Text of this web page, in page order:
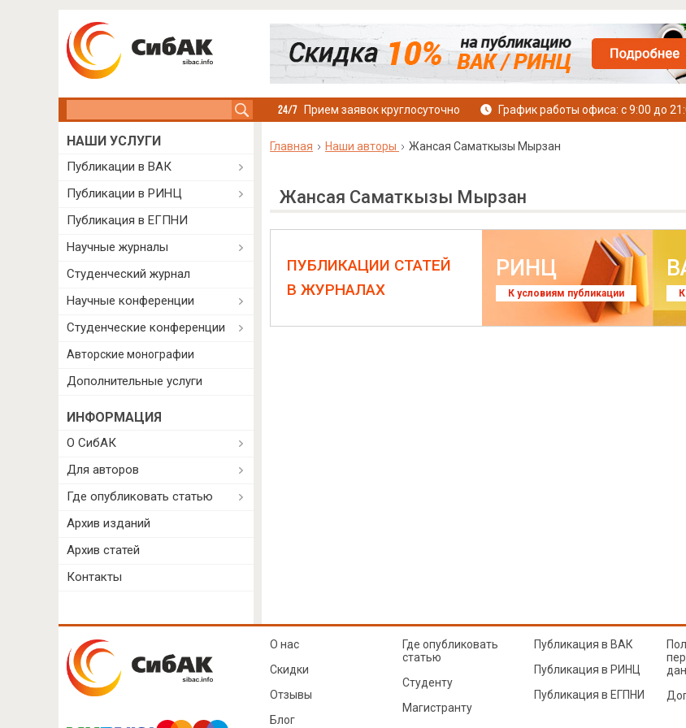
Прием заявок круглосуточно График работы офиса: с 9:00 до
Главная Наши авторы Жансая Саматкызы Мырзан
Жансая Саматкызы Мырзан
ПУБЛИКАЦИИ СТАТЕЙ
В ЖУРНАЛАХ
РИНЦ
К условиям публикации
НАШИ УСЛУГИ
Публикации в ВАК
Публикации в РИНЦ
Публикация в ЕГПНИ
Научные журналы
Студенческий журнал
Научные конференции
Студенческие конференции
Авторские монографии
Дополнительные услуги
ИНФОРМАЦИЯ
О СибАК
Для авторов
Где опубликовать статью
Архив изданий
Архив статей
Контакты
О нас
Скидки
Отзывы
Блог
Где опубликовать
статью
Студенту
Магистранту
Публикация в ВАК
Публикация в РИНЦ
Публикация в ЕГПНИ